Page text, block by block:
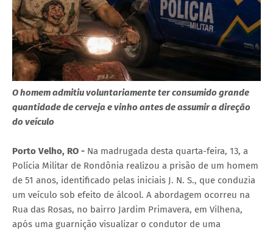
O homem admitiu voluntariamente ter consumido grande
quantidade de cerveja e vinho antes de assumir a direção
do veículo
Porto Velho, RO - Na madrugada desta quarta-feira, 13, a
Polícia Militar de Rondônia realizou a prisão de um homem
de 51 anos, identificado pelas iniciais J. N. S., que conduzia
um veículo sob efeito de álcool. A abordagem ocorreu na
Rua das Rosas, no bairro Jardim Primavera, em Vilhena,
após uma guarnição visualizar o condutor de uma